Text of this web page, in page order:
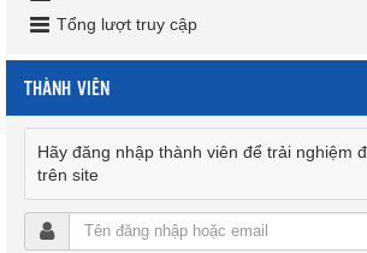
Tổng lượt truy cập
THÀNH VIÊN
Hãy đăng nhập thành viên để trải nghiệm
trên site